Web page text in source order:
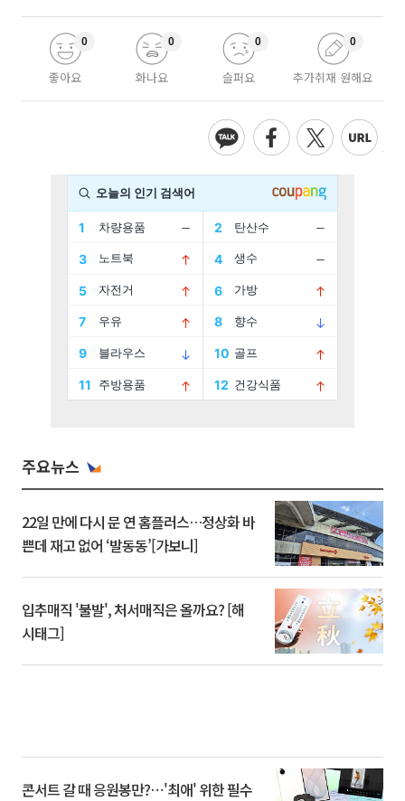
좋아요
0
화나요
0
슬퍼요
0
추가취재 원해요
0
주요뉴스
22일 만에 다시 문 연 홈플러스…정상화 바
쁜데 재고 없어 ‘발동동’[가보니]
입추매직 '불발', 처서매직은 올까요? [해
시태그]
콘서트 갈 때 응원봉만?⋯'최애' 위한 필수